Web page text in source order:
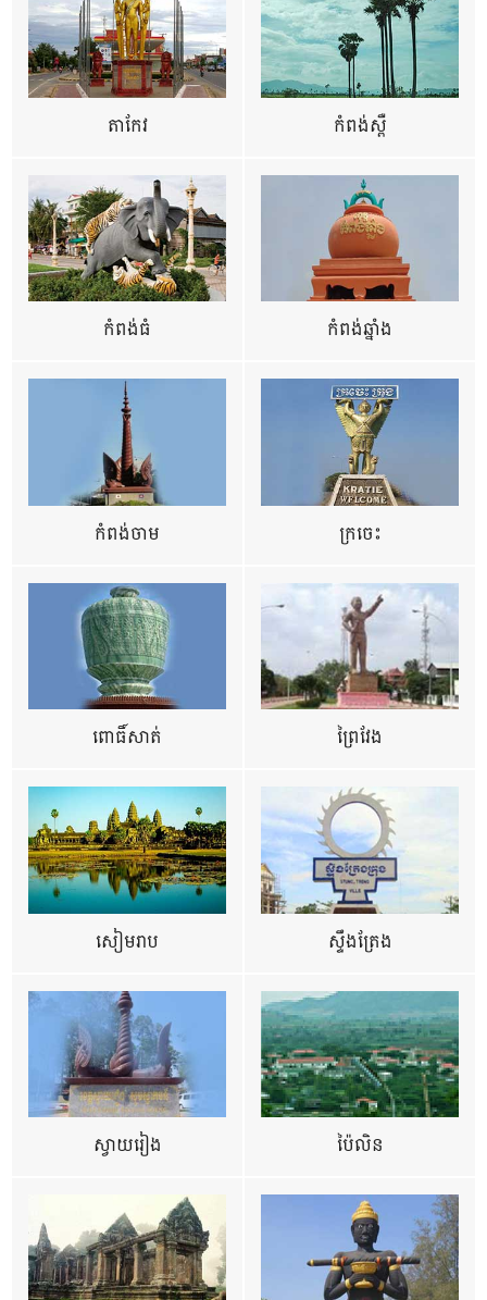
តាកែវ កំពង់ស្ពឺ
កំពង់ធំ កំពង់ឆ្នាំង
កំពង់ចាម ក្រចេះ
ពោធិ៍សាត់ ព្រៃវែង
សៀមរាប ស្ទឹងត្រែង
ស្វាយរៀង ប៉ៃលិន